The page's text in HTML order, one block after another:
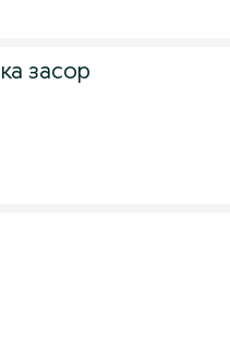
засор